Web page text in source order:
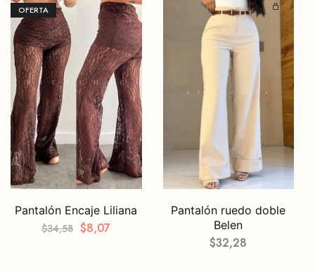
OFERTA
Pantalón Encaje Liliana
$34,58 $8,07
Pantalón ruedo doble
Belen
$32,28